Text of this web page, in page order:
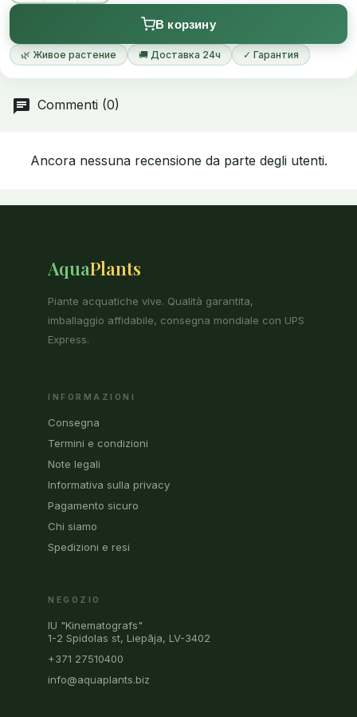
Si chiamava Micranthemum micranthemoides.
В корзину
🌿 Живое растение 🚚 Доставка 24ч ✓ Гарантия
Commenti (0)
Ancora nessuna recensione da parte degli utenti.
AquaPlants
Piante acquatiche vive. Qualità garantita,
imballaggio affidabile, consegna mondiale con UPS
Express.
INFORMAZIONI
Consegna
Termini e condizioni
Note legali
Informativa sulla privacy
Pagamento sicuro
Chi siamo
Spedizioni e resi
NEGOZIO
IU "Kinematografs"
1-2 Spidolas st, Liepāja, LV-3402
+371 27510400
info@aquaplants.biz